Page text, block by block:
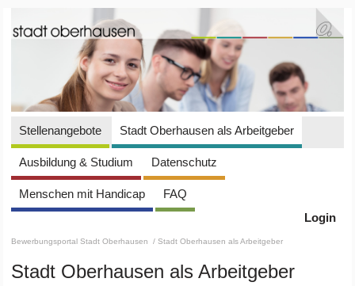
Stellenangebote Stadt Oberhausen als Arbeitgeber
Ausbildung & Studium Datenschutz
Menschen mit Handicap
FAQ
Login
Bewerbungsportal Stadt Oberhausen / Stadt Oberhausen als Arbeitgeber
Stadt Oberhausen als Arbeitgeber